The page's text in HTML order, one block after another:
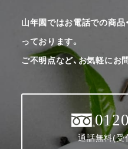
山年園ではお電話での商品
っております。
ご不明点など、お気軽にお
通話無料(受